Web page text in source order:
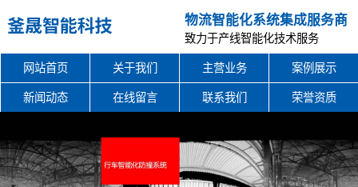
物流智能化系统集成服务商
致力于产线智能化技术服务
网站首页 关于我们 主营业务 案例展示
新闻动态 在线留言 联系我们 荣誉资质